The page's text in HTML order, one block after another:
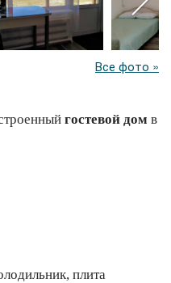
Все фото »
гостевой дом в
плита